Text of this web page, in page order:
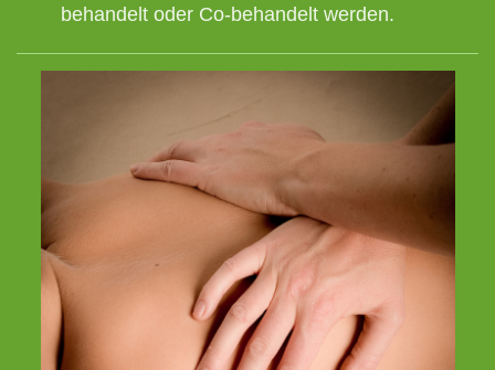
behandelt oder Co-behandelt werden.